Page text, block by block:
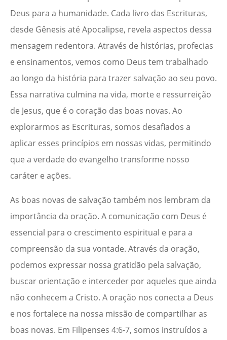
Deus para a humanidade. Cada livro das Escrituras,
desde Gênesis até Apocalipse, revela aspectos dessa
mensagem redentora. Através de histórias, profecias
e ensinamentos, vemos como Deus tem trabalhado
ao longo da história para trazer salvação ao seu povo.
Essa narrativa culmina na vida, morte e ressurreição
de Jesus, que é o coração das boas novas. Ao
explorarmos as Escrituras, somos desafiados a
aplicar esses princípios em nossas vidas, permitindo
que a verdade do evangelho transforme nosso
caráter e ações.
As boas novas de salvação também nos lembram da
importância da oração. A comunicação com Deus é
essencial para o crescimento espiritual e para a
compreensão da sua vontade. Através da oração,
podemos expressar nossa gratidão pela salvação,
buscar orientação e interceder por aqueles que ainda
não conhecem a Cristo. A oração nos conecta a Deus
e nos fortalece na nossa missão de compartilhar as
boas novas. Em Filipenses 4:6-7, somos instruídos a